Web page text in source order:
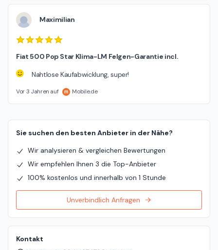
Maximilian
Fiat 500 Pop Star Klima-LM Felgen-Garantie incl.
Nahtlose Kaufabwicklung, super!
Vor 3 Jahren auf Mobile.de
Sie suchen den besten Anbieter in der Nähe?
Wir analysieren & vergleichen Bewertungen
Wir empfehlen Ihnen 3 die Top-Anbieter
100% kostenlos und innerhalb von 1 Stunde
Unverbindlich Anfragen
Kontakt